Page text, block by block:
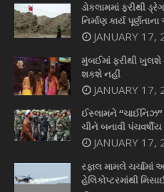
ડોકલામમાં ફરીથી
નિર્માણ કાર્ય
JANUARY 17,
મુંબઈમાં ફરીથી ખુલશે
શકશે નહીં
JANUARY 17,
ઈસ્લામને “ચાઈનિઝ”
ચીને બનાવી
JANUARY 17,
રફાલ મામલે ચર્ચામાં
હેલિકોપ્ટરમાંથી